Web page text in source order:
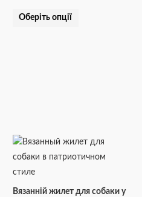
Оберіть опції
Вязанній жилет для собаки у
Діапазон
від
Цей
товар